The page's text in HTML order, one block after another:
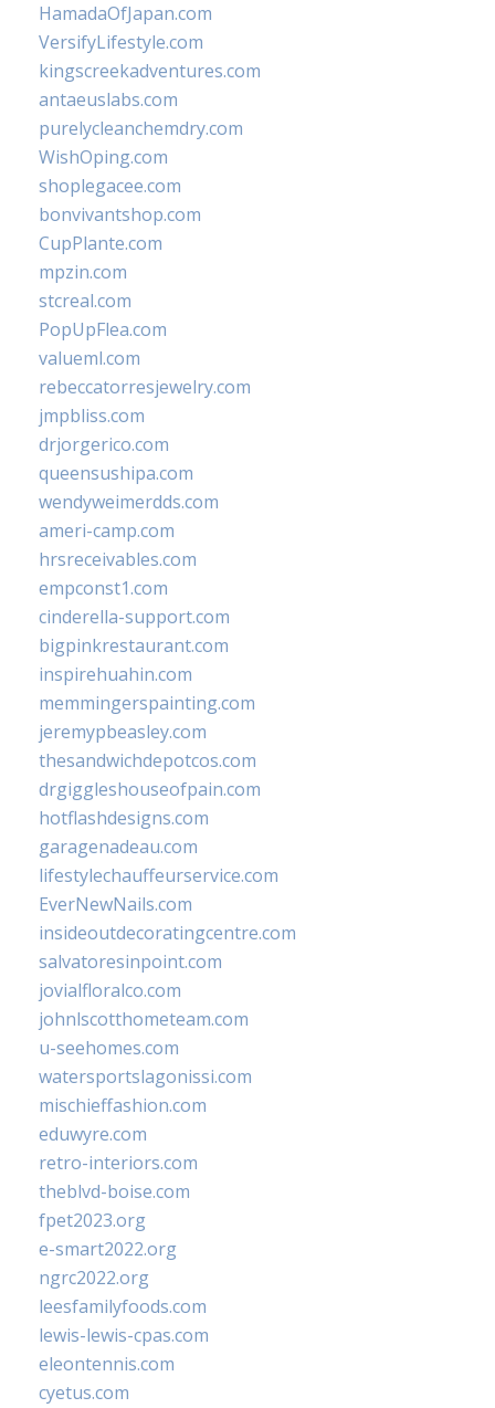
HamadaOfJapan.com
VersifyLifestyle.com
kingscreekadventures.com
antaeuslabs.com
purelycleanchemdry.com
WishOping.com
shoplegacee.com
bonvivantshop.com
CupPlante.com
mpzin.com
stcreal.com
PopUpFlea.com
valueml.com
rebeccatorresjewelry.com
jmpbliss.com
drjorgerico.com
queensushipa.com
wendyweimerdds.com
ameri-camp.com
hrsreceivables.com
empconst1.com
cinderella-support.com
bigpinkrestaurant.com
inspirehuahin.com
memmingerspainting.com
jeremypbeasley.com
thesandwichdepotcos.com
drgiggleshouseofpain.com
hotflashdesigns.com
garagenadeau.com
lifestylechauffeurservice.com
EverNewNails.com
insideoutdecoratingcentre.com
salvatoresinpoint.com
jovialfloralco.com
johnlscotthometeam.com
u-seehomes.com
watersportslagonissi.com
mischieffashion.com
eduwyre.com
retro-interiors.com
theblvd-boise.com
fpet2023.org
e-smart2022.org
ngrc2022.org
leesfamilyfoods.com
lewis-lewis-cpas.com
eleontennis.com
cyetus.com